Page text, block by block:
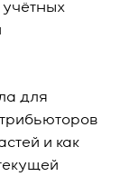
для
и как